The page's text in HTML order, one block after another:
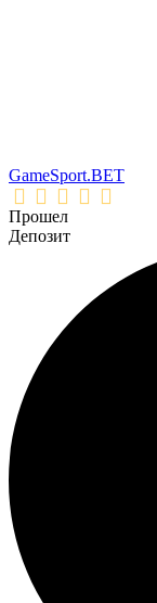
GameSport.BET
Прошел
Депозит